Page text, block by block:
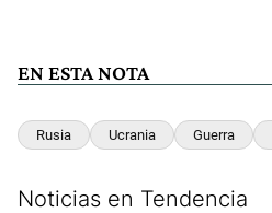
EN ESTA NOTA
Rusia Ucrania Guerra
Noticias en Tendencia